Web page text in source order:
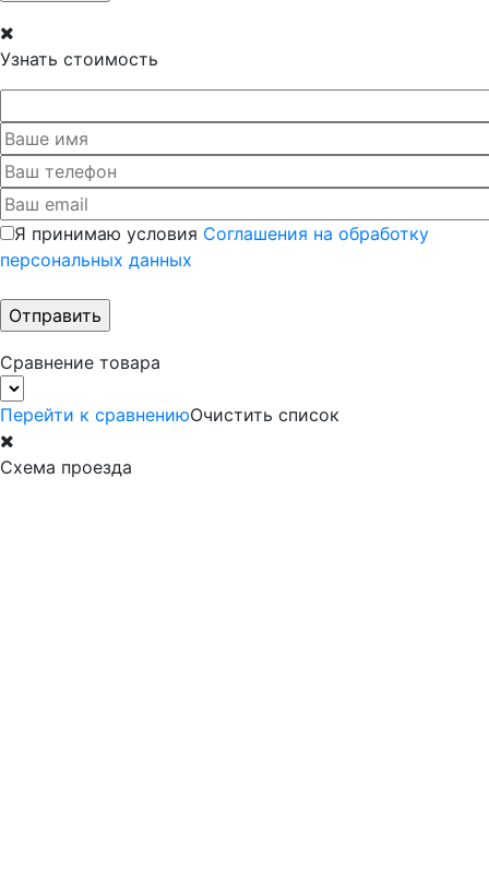
Узнать стоимость
Я принимаю условия Соглашения на обработку
персональных данных
Сравнение товара
Перейти к сравнениюОчистить список
Схема проезда